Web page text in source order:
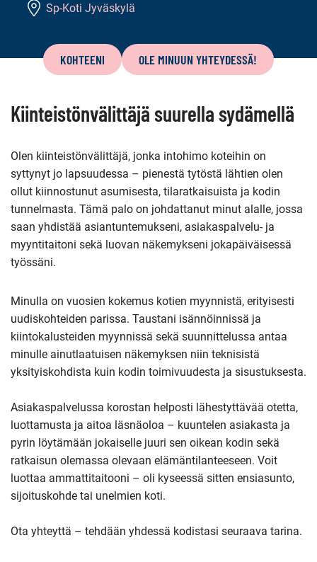
Sp-Koti Jyväskylä
sivun
KOHTEENI OLE MINUUN YHTEYDESSÄ!
Kiinteistönvälittäjä suurella sydämellä
Olen kiinteistönvälittäjä, jonka intohimo koteihin on
syttynyt jo lapsuudessa – pienestä tytöstä lähtien olen
ollut kiinnostunut asumisesta, tilaratkaisuista ja kodin
tunnelmasta. Tämä palo on johdattanut minut alalle, jossa
saan yhdistää asiantuntemukseni, asiakaspalvelu- ja
myyntitaitoni sekä luovan näkemykseni jokapäiväisessä
työssäni.
Minulla on vuosien kokemus kotien myynnistä, erityisesti
uudiskohteiden parissa. Taustani isännöinnissä ja
kiintokalusteiden myynnissä sekä suunnittelussa antaa
minulle ainutlaatuisen näkemyksen niin teknisistä
yksityiskohdista kuin kodin toimivuudesta ja sisustuksesta.
Asiakaspalvelussa korostan helposti lähestyttävää otetta,
luottamusta ja aitoa läsnäoloa – kuuntelen asiakasta ja
pyrin löytämään jokaiselle juuri sen oikean kodin sekä
ratkaisun olemassa olevaan elämäntilanteeseen. Voit
luottaa ammattitaitooni – oli kyseessä sitten ensiasunto,
sijoituskohde tai unelmien koti.
Ota yhteyttä – tehdään yhdessä kodistasi seuraava tarina.